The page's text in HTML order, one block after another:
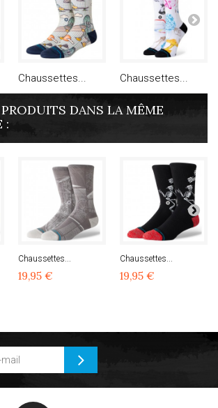
Chaussettes... Chaussettes...
DANS LA MÊME
:
Chaussettes...
19,95 €
Chaussettes...
19,95 €